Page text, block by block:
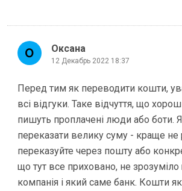
Оксана
12 Декабрь 2022 18:37
Перед тим як переводити кошти,
всі відгуки. Таке відчуття, що
пишуть проплачені люди або боти.
переказати велику суму - краще не
переказуйте через пошту або
що тут все приховано, не
компанія і який саме банк. Кошти